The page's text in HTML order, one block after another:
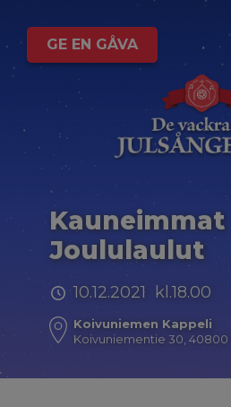
GE EN GÅVA
Kauneimmat
Joululaulut
10.12.2021 kl.18.00
Koivuniemen Kappeli
Koivuniementie 30, 40800